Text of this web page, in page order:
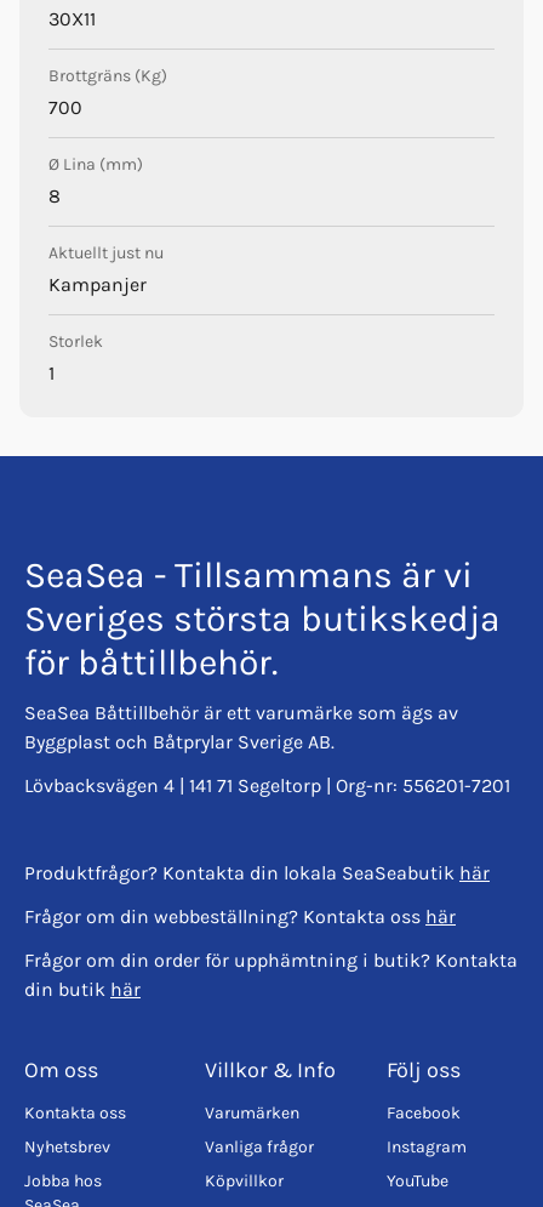
30X11
Brottgräns (Kg)
700
Ø Lina (mm)
8
Aktuellt just nu
Kampanjer
Storlek
1
SeaSea - Tillsammans är vi
Sveriges största butikskedja
för båttillbehör.
SeaSea Båttillbehör är ett varumärke som ägs av
Byggplast och Båtprylar Sverige AB.
Lövbacksvägen 4 | 141 71 Segeltorp | Org-nr: 556201-7201
Produktfrågor? Kontakta din lokala SeaSeabutik här
Frågor om din webbeställning? Kontakta oss här
Frågor om din order för upphämtning i butik? Kontakta
din butik här
Om oss
Kontakta oss
Nyhetsbrev
Jobba hos
Villkor & Info
Varumärken
Vanliga frågor
Köpvillkor
Följ oss
Facebook
Instagram
YouTube